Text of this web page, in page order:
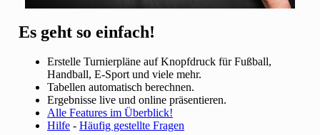
Es geht so einfach!
Erstelle Turnierpläne auf Knopfdruck für Fußball,
Handball, E-Sport und viele mehr.
Tabellen automatisch berechnen.
Ergebnisse live und online präsentieren.
Alle Features im Überblick!
Hilfe - Häufig gestellte Fragen